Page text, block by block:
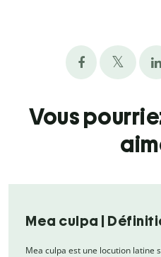
Vous
Mea culpa |
Mea culpa est une locution latine